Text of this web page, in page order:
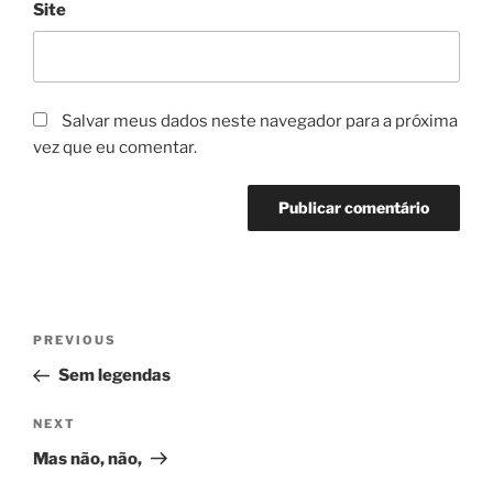
Site
Salvar meus dados neste navegador para a próxima
vez que eu comentar.
Navegação
Post
Previous
Post
PREVIOUS
Sem legendas
Next
Post
NEXT
Mas não, não,